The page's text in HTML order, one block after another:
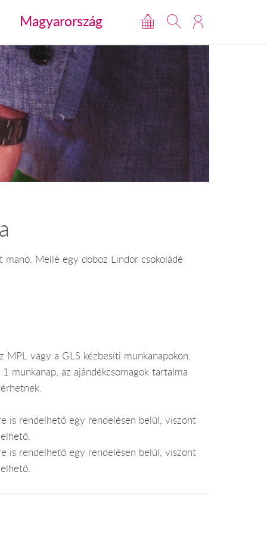
Magyarország
manó. Mellé egy doboz Lindor csokoládé
MPL vagy a GLS kézbesíti munkanapokon,
munkanap, az ajándékcsomagok tartalma
is rendelhető egy rendelésen belül, viszont
is rendelhető egy rendelésen belül, viszont